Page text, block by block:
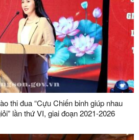
thi đua “Cựu Chiến binh giúp nhau
lần thứ VI, giai đoạn 2021-2026